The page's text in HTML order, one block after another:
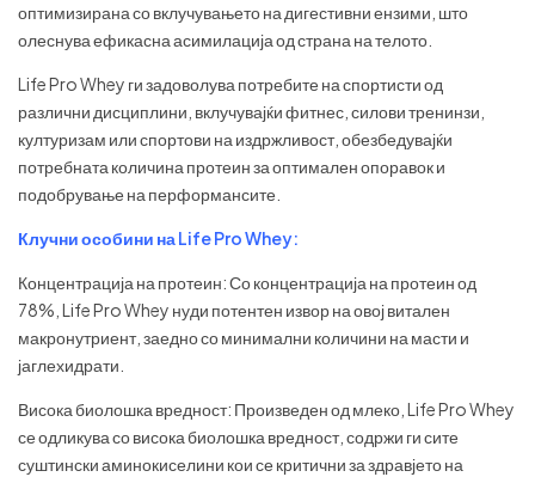
оптимизирана со вклучувањето на дигестивни ензими, што
олеснува ефикасна асимилација од страна на телото.
Life Pro Whey ги задоволува потребите на спортисти од
различни дисциплини, вклучувајќи фитнес, силови тренинзи,
културизам или спортови на издржливост, обезбедувајќи
потребната количина протеин за оптимален опоравок и
подобрување на перформансите.
Клучни особини на Life Pro Whey:
Концентрација на протеин: Со концентрација на протеин од
78%, Life Pro Whey нуди потентен извор на овој витален
макронутриент, заедно со минимални количини на масти и
јаглехидрати.
Висока биолошка вредност: Произведен од млеко, Life Pro Whey
се одликува со висока биолошка вредност, содржи ги сите
суштински аминокиселини кои се критични за здравјето на